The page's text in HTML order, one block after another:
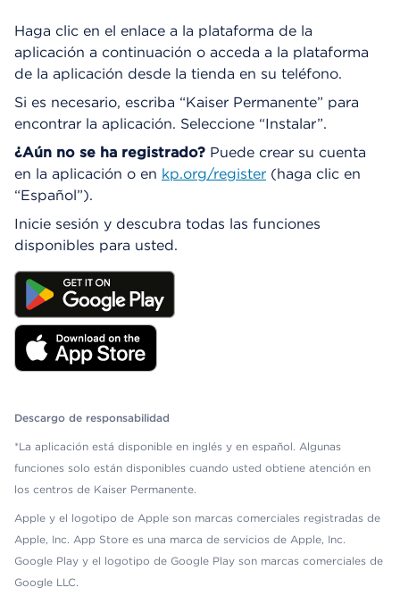
Haga clic en el enlace a la plataforma de la
aplicación a continuación o acceda a la plataforma
de la aplicación desde la tienda en su teléfono.
Si es necesario, escriba “Kaiser Permanente” para
encontrar la aplicación. Seleccione “Instalar”.
¿Aún no se ha registrado? Puede crear su cuenta
en la aplicación o en kp.org/register (haga clic en
“Español”).
Inicie sesión y descubra todas las funciones
disponibles para usted.
Descargo de responsabilidad
*La aplicación está disponible en inglés y en español. Algunas
funciones solo están disponibles cuando usted obtiene atención en
los centros de Kaiser Permanente.
Apple y el logotipo de Apple son marcas comerciales registradas de
Apple, Inc. App Store es una marca de servicios de Apple, Inc.
Google Play y el logotipo de Google Play son marcas comerciales de
Google LLC.